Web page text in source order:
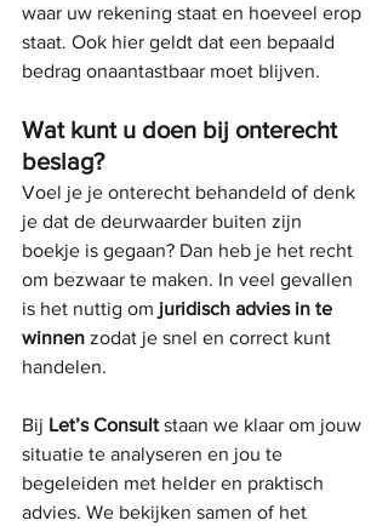
waar uw rekening staat en hoeveel erop
staat. Ook hier geldt dat een bepaald
bedrag onaantastbaar moet blijven.
Wat kunt u doen bij onterecht
beslag?
Voel je je onterecht behandeld of denk
je dat de deurwaarder buiten zijn
boekje is gegaan? Dan heb je het recht
om bezwaar te maken. In veel gevallen
is het nuttig om juridisch advies in te
winnen zodat je snel en correct kunt
handelen.
Bij Let’s Consult staan we klaar om jouw
situatie te analyseren en jou te
begeleiden met helder en praktisch
advies. We bekijken samen of het